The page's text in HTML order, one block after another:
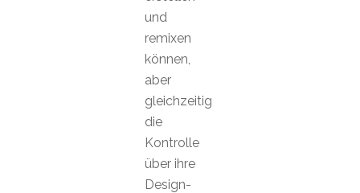
und
remixen
können,
aber
gleichzeitig
die
Kontrolle
über ihre
Design-